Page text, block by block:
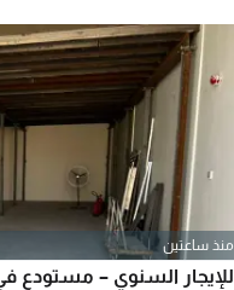
منذ ساعتين